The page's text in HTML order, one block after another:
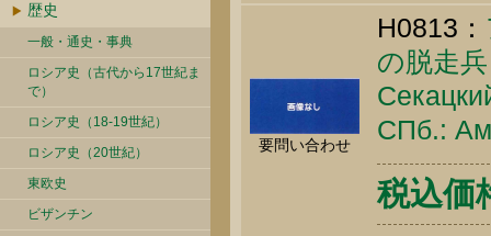
歴史
一般・通史・事典
ロシア史（古代から17世紀ま
で）
ロシア史（18-19世紀）
ロシア史（20世紀）
東欧史
ビザンチン
要問い合わせ
H0813：
の脱走兵
СПб.:
税込価